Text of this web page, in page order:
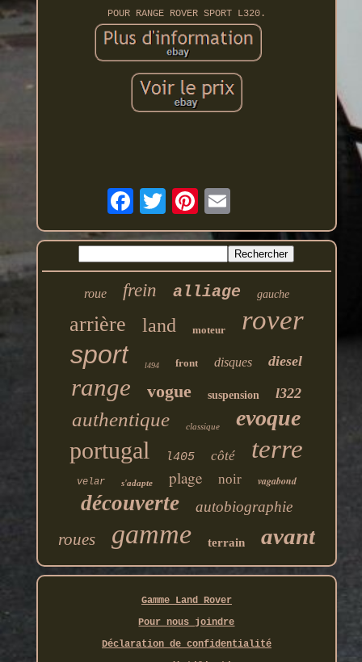
POUR RANGE ROVER SPORT L320.
roue frein alliage gauche
arrière land moteur rover
sport l494 front disques diesel
range vogue suspension l322
authentique classique evoque
portugal l405 côté terre
velar s'adapte plage noir vagabond
découverte autobiographie
roues gamme terrain avant
Gamme Land Rover
Pour nous joindre
Déclaration de confidentialité